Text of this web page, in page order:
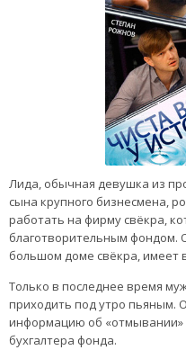
Лида, обычная девушка из
сына крупного бизнесмена,
работать на фирму свёкра,
благотворительным фондом.
большом доме свёкра, имеет
Только в последнее время
приходить под утро пьяным.
информацию об «отмывании»
бухгалтера фонда.